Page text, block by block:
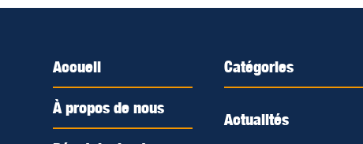
Accueil
À propos de nous
Catégories
Actualités